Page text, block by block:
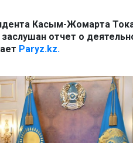
Касым-Жомарта
отчет о
Paryz.kz.